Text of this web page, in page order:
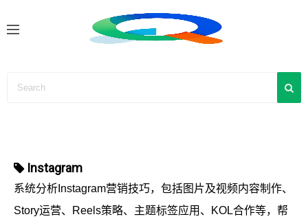
Instagram
系统分析Instagram营销技巧，包括图片及视频内容制作、
Story运营、Reels策略、主题标签应用、KOL合作等，帮